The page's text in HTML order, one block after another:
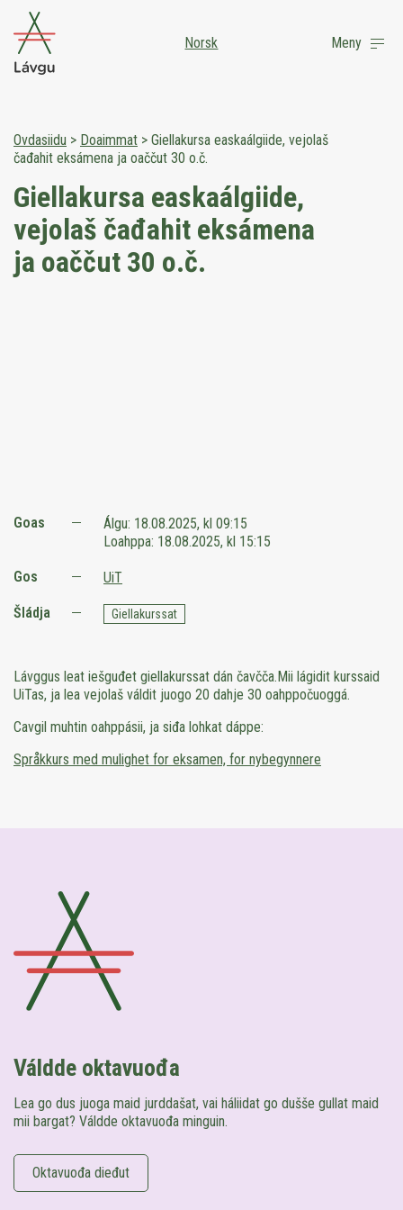
Norsk Meny
Ovdasiidu > Doaimmat > Giellakursa easkaálgiide, vejolaš
čađahit eksámena ja oaččut 30 o.č.
Giellakursa easkaálgiide,
vejolaš čađahit eksámena
ja oaččut 30 o.č.
Goas Álgu: 18.08.2025, kl 09:15
Loahppa: 18.08.2025, kl 15:15
Gos UiT
Šládja Giellakurssat
Lávggus leat iešguđet giellakurssat dán čavčča.Mii lágidit kurssaid
UiTas, ja lea vejolaš váldit juogo 20 dahje 30 oahppočuoggá.
Cavgil muhtin oahppásii, ja siđa lohkat dáppe:
Språkkurs med mulighet for eksamen, for nybegynnere
Váldde oktavuođa
Lea go dus juoga maid jurddašat, vai háliidat go dušše gullat maid
mii bargat? Váldde oktavuođa minguin.
Oktavuođa dieđut